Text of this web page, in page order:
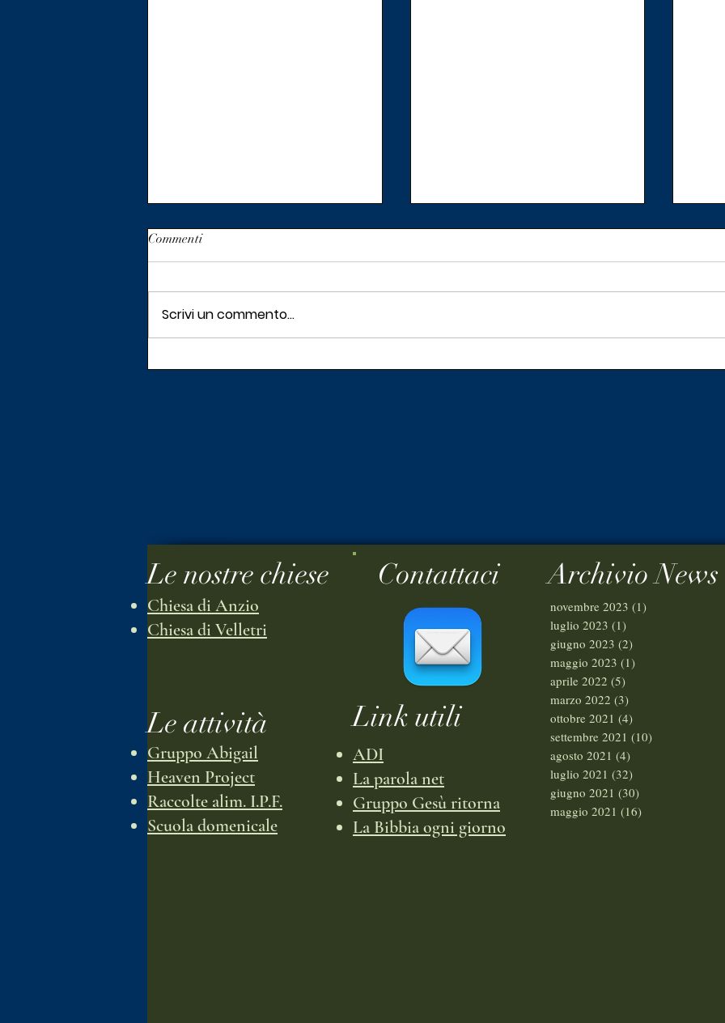
Commenti
Scrivi un commento...
Le nostre chiese
Chiesa di Anzio
Chiesa di Velletri
Contattaci
Le attività
Gruppo Abigail
Heaven Project
Raccolte alim. I.P.F.
Scuola domenicale
Link utili
ADI
La parola net
Gruppo Gesù ritorna
La Bibbia ogni giorno
Archivio News
novembre 2023 (1)
luglio 2023 (1)
giugno 2023 (2)
maggio 2023 (1)
aprile 2022 (5)
marzo 2022 (3)
ottobre 2021 (4)
settembre 2021 (10)
agosto 2021 (4)
luglio 2021 (32)
giugno 2021 (30)
maggio 2021 (16)